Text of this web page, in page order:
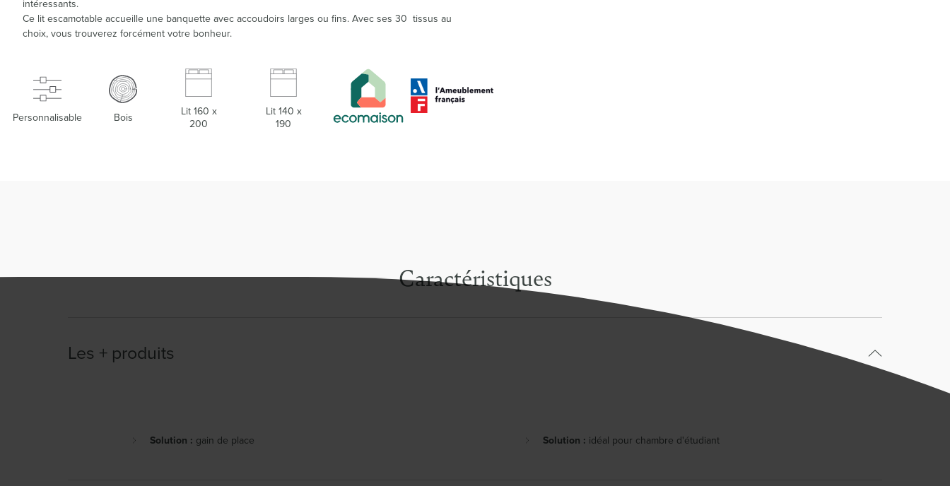
intéressants.
Ce lit escamotable accueille une banquette avec accoudoirs larges ou fins. Avec ses 30 tissus au
choix, vous trouverez forcément votre bonheur.
Personnalisable Bois
Lit 160 x
200
Lit 140 x
190
Caractéristiques
Les + produits
Solution : gain de place Solution : idéal pour chambre d'étudiant